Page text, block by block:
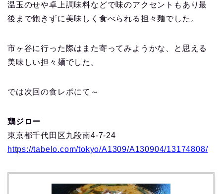
温玉のせや卓上調味料などで味のアクセントもあり最
後まで飽きずに美味しく食べられる担々麺でした。
市ヶ谷に行った際はまた寄ってみようかな、と思える
美味しい担々麺でした。
では次回の食レポにて～
鶏ジロー
東京都千代田区九段南4-7-24
https://tabelo.com/tokyo/A1309/A130904/13174808/